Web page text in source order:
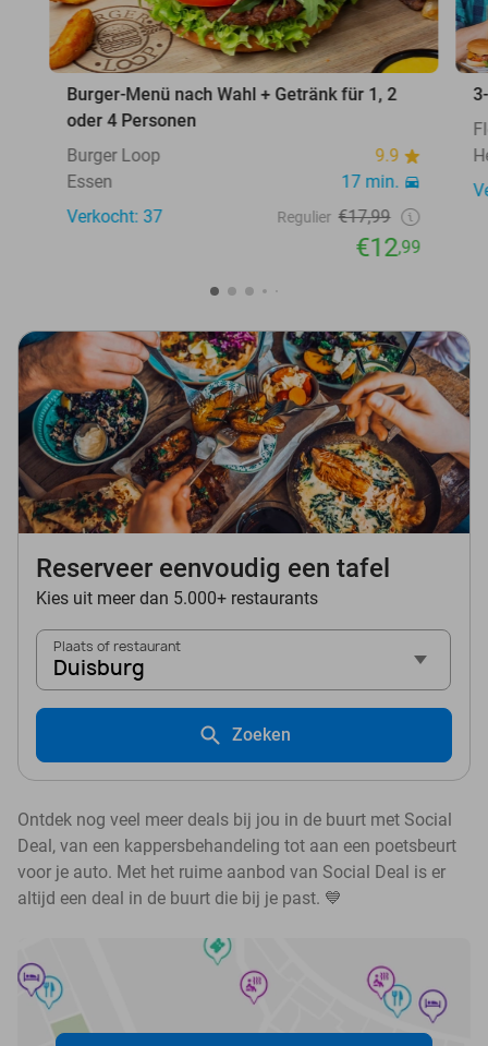
Burger-Menü nach Wahl + Getränk für 1, 2
oder 4 Personen
Burger Loop
9.9
Essen
17 min.
Verkocht: 37
Regulier €17,99
€12,99
Reserveer eenvoudig een tafel
Kies uit meer dan 5.000+ restaurants
Plaats of restaurant
Duisburg
Zoeken
Ontdek nog veel meer deals bij jou in de buurt met Social
Deal, van een kappersbehandeling tot aan een poetsbeurt
voor je auto. Met het ruime aanbod van Social Deal is er
altijd een deal in de buurt die bij je past. 💙